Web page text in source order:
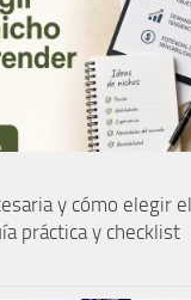
y cómo elegir
práctica y checklist